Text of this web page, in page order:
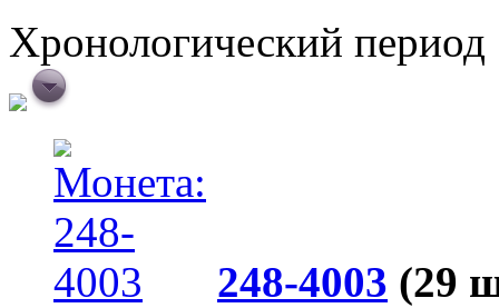
Хронологический период
248-4003 (29